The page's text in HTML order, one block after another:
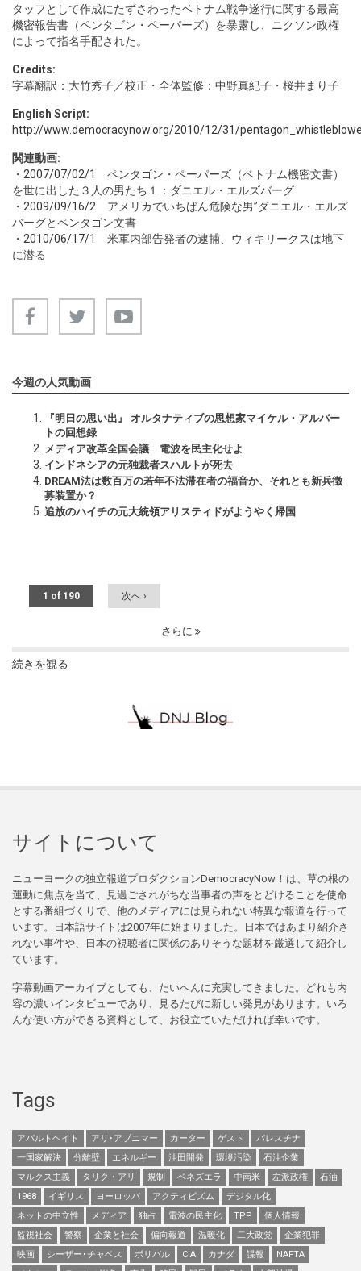
タッフとして作成にたずさわったベトナム戦争遂行に関する最高
機密報告書（ペンタゴン・ペーパーズ）を暴露し、ニクソン政権
によって指名手配された。
Credits:
字幕翻訳：大竹秀子／校正・全体監修：中野真紀子・桜井まり子
English Script:
http://www.democracynow.org/2010/12/31/
関連動画:
・ 2007/07/02/1
ペンタゴン・ペーパーズ（ベトナム機密文書）
を世に出した３人の男たち１：ダニエル・エルズバーグ
・ 2009/09/16/2 アメリカでいちばん危険な男”ダニエル・エルズ
バーグとペンタゴン文書
・ 2010/06/17/1
米軍内部告発者の逮捕、ウィキリークスは地下
に潜る
今週の人気動画
『明日の思い出』 オルタナティブの思想家マイケル・アルバー
トの回想録
メディア改革全国会議 電波を民主化せよ
インドネシアの元独裁者スハルトが死去
DREAM法は数百万の若年不法滞在者の福音か、それとも新兵徴
募装置か？
追放のハイチの元大統領アリスティドがようやく帰国
1 of 190 次へ ›
さらに
続きを観る
サイトについて
ニューヨークの独立報道プロダクションDemocracyNow！は、草の根の
運動に焦点を当て、見過ごされがちな当事者の声をとどけることを使命
とする番組づくりで、他のメディアには見られない特異な報道を行って
います。日本語サイトは2007年に始まりました。日本ではあまり紹介さ
れない事件や、日本の視聴者に関係のありそうな題材を厳選して紹介し
ています。
字幕動画アーカイブとしても、たいへんに充実してきました。どれも内
容の濃いインタビューであり、見るたびに新しい発見があります。いろ
んな使い方ができる資料として、お役立ていただければ幸いです。
Tags
アパルトヘイト アリ･アブニマー カーター ゲスト
パレスチナ
一国家解決
分離壁 エネルギー 油田開発 環境汚染
石油企業
マルクス主義
タリク・アリ 規制 ベネズエラ 中南米 左派政権
石油
1968
イギリス ヨーロッパ アクティビズム
デジタル化
ネットの中立性
メディア 独占 電波の民主化 TPP
個人情報
監視社会
警察 企業と社会 偏向報道 温暖化 二大政党
企業犯罪
映画
シーザー･チャベス ボリバル CIA カナダ 諜報
NAFTA